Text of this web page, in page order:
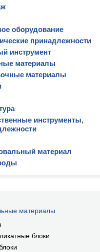
оборудование
принадлежности
инструмент
материалы
материалы
инструменты,
материал
материалы
блоки